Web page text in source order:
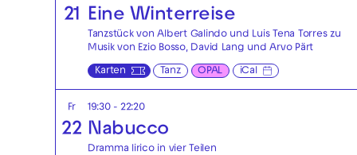
21 Eine Winterreise
Tanzstück von Albert Galindo und Luis Tena Torres zu
Musik von Ezio Bosso, David Lang und Arvo Pärt
Karten Tanz OPAL iCal
Fr
22
19:30 - 22:20
Nabucco
Dramma lirico in vier Teilen